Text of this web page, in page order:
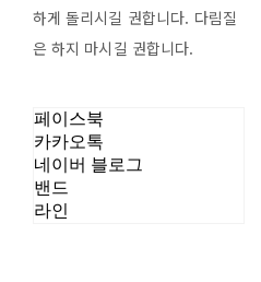
하게 돌리시길 권합니다. 다림질
은 하지 마시길 권합니다.
페이스북
카카오톡
네이버 블로그
밴드
라인